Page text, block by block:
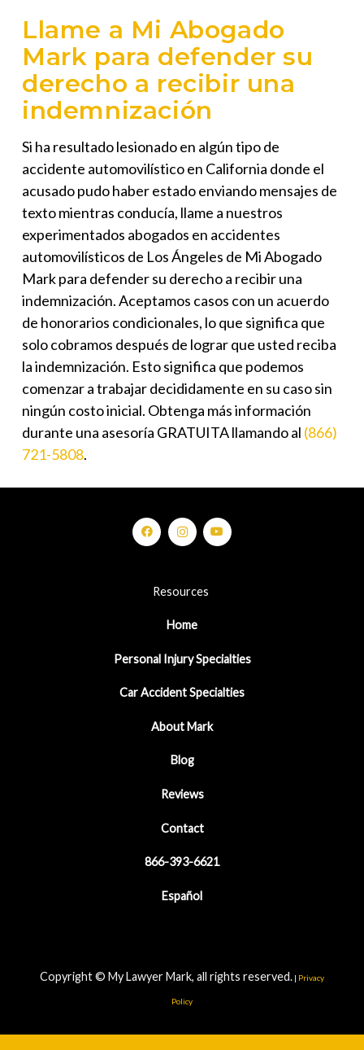
Llame a Mi Abogado
Mark para defender su
derecho a recibir una
indemnización
Si ha resultado lesionado en algún tipo de
accidente automovilístico en California donde el
acusado pudo haber estado enviando mensajes de
texto mientras conducía, llame a nuestros
experimentados abogados en accidentes
automovilísticos de Los Ángeles de Mi Abogado
Markpara defender su derecho a recibir una
indemnización. Aceptamos casos con un acuerdo
de honorarios condicionales, lo que significa que
solo cobramos después de lograr que usted reciba
la indemnización. Esto significa que podemos
comenzar a trabajar decididamente en su caso sin
ningún costo inicial. Obtenga más información
durante una asesoría GRATUITA llamando al (866)
721-5808.
Resources
Home
Personal Injury Specialties
Car Accident Specialties
About Mark
Blog
Reviews
Contact
866-393-6621
Español
Copyright © My Lawyer Mark, all rights reserved. | Privacy
Policy